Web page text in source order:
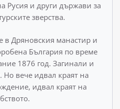
Русия и други държави за
зверства.
в Дряновския манастир и
България по време
1876 год. Загинали и
вече идвал краят на
идвал краят на